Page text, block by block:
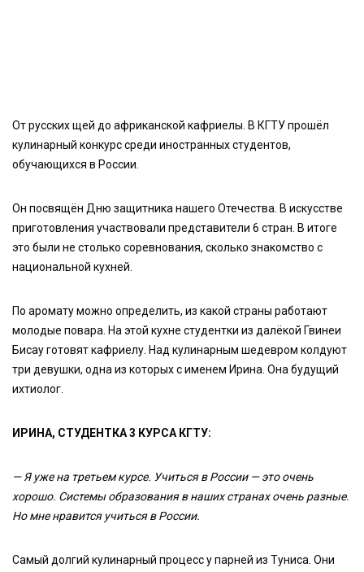
От русских щей до африканской кафриелы. В КГТУ прошёл
кулинарный конкурс среди иностранных студентов,
обучающихся в России.
Он посвящён Дню защитника нашего Отечества. В искусстве
приготовления участвовали представители 6 стран. В итоге
это были не столько соревнования, сколько знакомство с
национальной кухней.
По аромату можно определить, из какой страны работают
молодые повара. На этой кухне студентки из далёкой Гвинеи
Бисау готовят кафриелу. Над кулинарным шедевром колдуют
три девушки, одна из которых с именем Ирина. Она будущий
ихтиолог.
ИРИНА, СТУДЕНТКА 3 КУРСА КГТУ:
— Я уже на третьем курсе. Учиться в России — это очень
хорошо. Системы образования в наших странах очень разные.
Но мне нравится учиться в России.
Самый долгий кулинарный процесс у парней из Туниса. Они